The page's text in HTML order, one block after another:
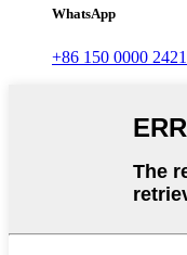
WhatsApp
+86 150 0000 2421